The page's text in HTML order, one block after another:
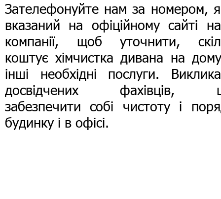
Зателефонуйте нам за номером,
вказаний на офіційному сайті
компанії, щоб уточнити,
коштує хімчистка дивана на
інші необхідні послуги.
досвідчених фахівців,
забезпечити собі чистоту і
будинку і в офісі.